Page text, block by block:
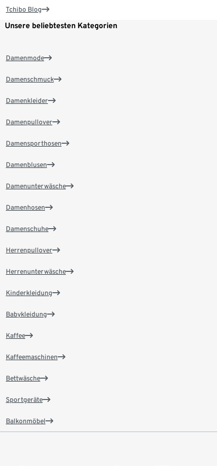
Tchibo Blog
Unsere beliebtesten Kategorien
Damenmode
Damenschmuck
Damenkleider
Damenpullover
Damensporthosen
Damenblusen
Damenunterwäsche
Damenhosen
Damenschuhe
Herrenpullover
Herrenunterwäsche
Kinderkleidung
Babykleidung
Kaffee
Kaffeemaschinen
Bettwäsche
Sportgeräte
Balkonmöbel